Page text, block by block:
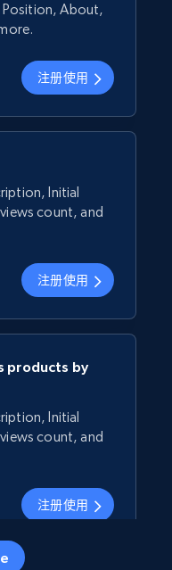
Position, About,
注册使用
Initial
count, and
注册使用
products by
Initial
count, and
注册使用